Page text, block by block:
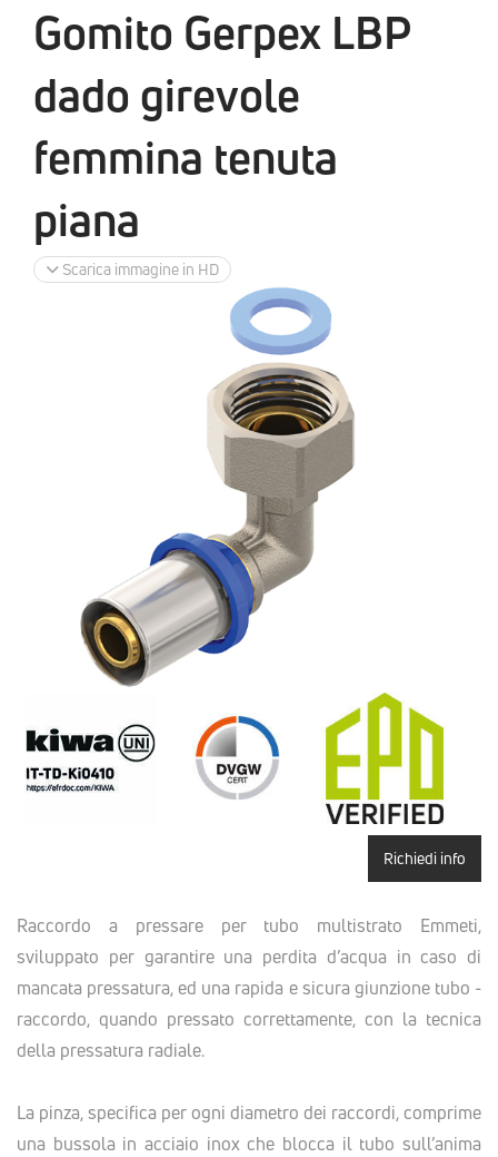
Gomito Gerpex LBP
dado girevole
femmina tenuta
piana
Scarica immagine in HD
Richiedi info
Raccordo a pressare per tubo multistrato Emmeti,
sviluppato per garantire una perdita d’acqua in caso di
mancata pressatura, ed una rapida e sicura giunzione tubo -
raccordo, quando pressato correttamente, con la tecnica
della pressatura radiale.
La pinza, specifica per ogni diametro dei raccordi, comprime
una bussola in acciaio inox che blocca il tubo sull’anima